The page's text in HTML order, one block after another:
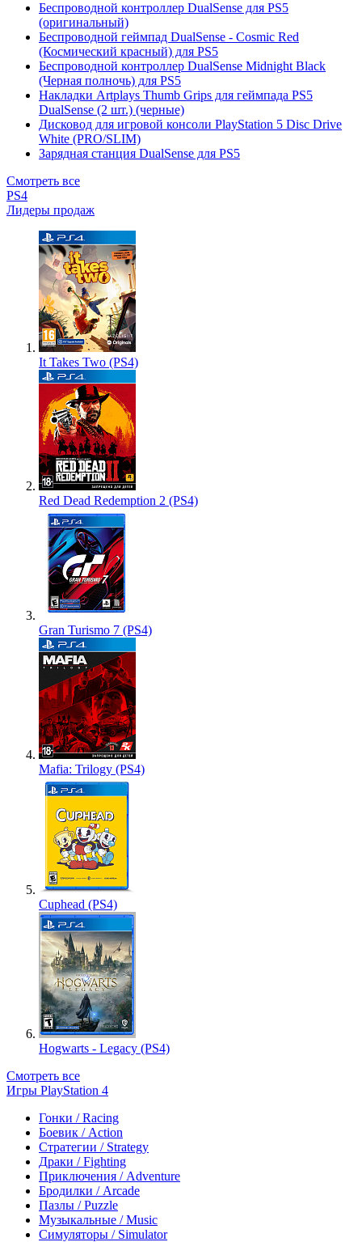
Беспроводной контроллер DualSense для PS5
(оригинальный)
Беспроводной геймпад DualSense - Cosmic Red
(Космический красный) для PS5
Беспроводной контроллер DualSense Midnight Black
(Черная полночь) для PS5
Накладки Artplays Thumb Grips для геймпада PS5
DualSense (2 шт.) (черные)
Дисковод для игровой консоли PlayStation 5 Disc Drive
White (PRO/SLIM)
Зарядная станция DualSense для PS5
Смотреть все
PS4
Лидеры продаж
It Takes Two (PS4)
Red Dead Redemption 2 (PS4)
Gran Turismo 7 (PS4)
Mafia: Trilogy (PS4)
Cuphead (PS4)
Hogwarts - Legacy (PS4)
Смотреть все
Игры PlayStation 4
Гонки / Racing
Боевик / Action
Стратегии / Strategy
Драки / Fighting
Приключения / Adventure
Бродилки / Arcade
Пазлы / Puzzle
Музыкальные / Music
Симуляторы / Simulator